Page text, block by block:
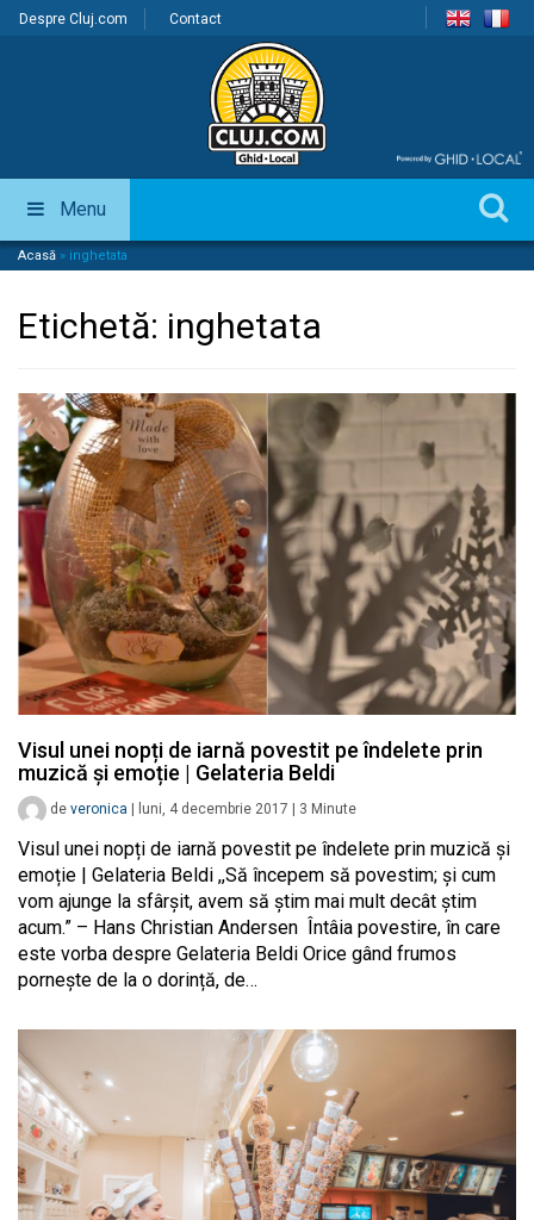
Despre Cluj.com Contact
Menu
Acasă » inghetata
Etichetă: inghetata
Visul unei nopți de iarnă povestit pe îndelete prin
muzică și emoție | Gelateria Beldi
de veronica luni, 4 decembrie 2017 3 Minute
Visul unei nopți de iarnă povestit pe îndelete prin muzică și
emoție | Gelateria Beldi ,,Să începem să povestim; și cum
vom ajunge la sfârșit, avem să știm mai mult decât știm
acum.” – Hans Christian Andersen Întâia povestire, în care
este vorba despre Gelateria Beldi Orice gând frumos
pornește de la o dorință, de…